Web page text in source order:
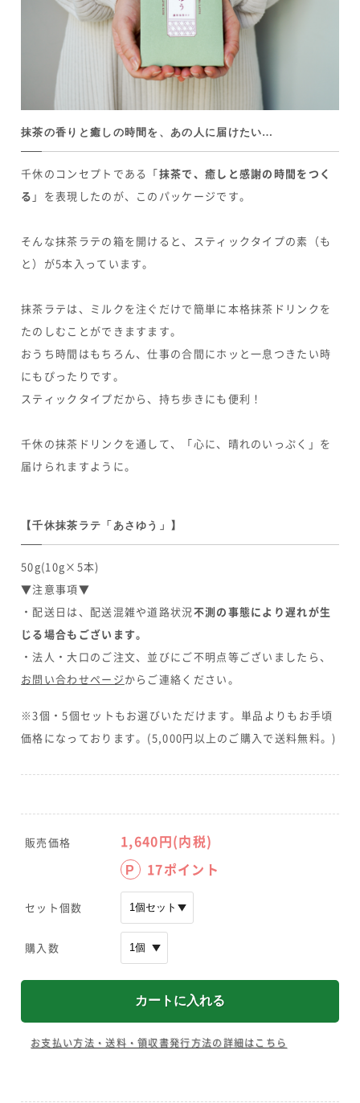
抹茶の香りと癒しの時間を、あの人に届けたい…
千休のコンセプトである「抹茶で、癒しと感謝の時間をつく
る 」を表現したのが、このパッケージです。
そんな抹茶ラテの箱を開けると、スティックタイプの素（も
と）が5本入っています。
抹茶ラテは、ミルクを注ぐだけで簡単に本格抹茶ドリンクを
たのしむことができますます。
おうち時間はもちろん、仕事の合間にホッと一息つきたい時
にもぴったりです。
スティックタイプだから、持ち歩きにも便利！
千休の抹茶ドリンクを通して、「心に、晴れのいっぷく」を
届けられますように。
【千休抹茶ラテ「あさゆう」】
50g(10g×5本)
▼注意事項▼
・配送日は、配送混雑や道路状況不測の事態により遅れが生
じる場合もございます。
・法人・大口のご注文、並びにご不明点等ございましたら、
お問い合わせページからご連絡ください。
※3個・5個セットもお選びいただけます。単品よりもお手頃
価格になっております。(5,000円以上のご購入で送料無料。)
販売価格 1,640円(内税)
P 17ポイント
セット個数
購入数
お支払い方法・送料・領収書発行方法の詳細はこちら